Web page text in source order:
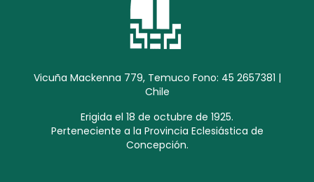
Vicuña Mackenna 779, Temuco Fono: 45 2657381 |
Chile
Erigida el 18 de octubre de 1925.
Perteneciente a la Provincia Eclesiástica de
Concepción.